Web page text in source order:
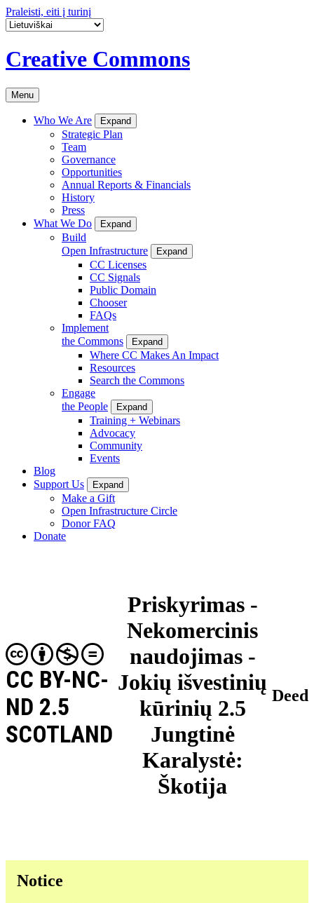
Praleisti, eiti į turinį
Creative Commons
Menu
Who We Are Expand
Strategic Plan
Team
Governance
Opportunities
Annual Reports & Financials
History
Press
What We Do
Expand
Build
Open Infrastructure
Expand
CC Licenses
CC Signals
Public Domain
Chooser
FAQs
Implement
the Commons
Expand
Where CC Makes An Impact
Resources
Search the Commons
Engage
the People
Expand
Training + Webinars
Advocacy
Community
Events
Blog
Support Us
Expand
Make a Gift
Open Infrastructure Circle
Donor FAQ
Donate
Priskyrimas -
Nekomercinis
naudojimas -
Jokių išvestinių
kūrinių 2.5
Jungtinė
Karalystė:
Škotija
CC BY-NC-
ND 2.5
SCOTLAND
Deed
Notice